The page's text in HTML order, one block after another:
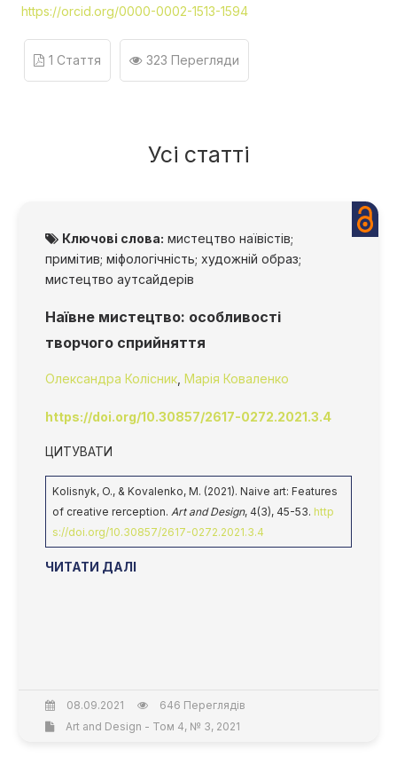
https://orcid.org/0000-0002-1513-1594
1 Стаття 323 Перегляди
Усі статті
Ключові слова: мистецтво наївістів;
примітив; міфологічність; художній образ;
мистецтво аутсайдерів
Наївне мистецтво: особливості
творчого сприйняття
Олександра Колісник Марія Коваленко
https://doi.org/10.30857/2617-0272.2021.3.4
ЦИТУВАТИ
Kolisnyk, O., & Kovalenko, M. (2021). Naive art: Features
of creative rerception. Art and Design, 4(3), 45-53. http
s://doi.org/10.30857/2617-0272.2021.3.4
ЧИТАТИ ДАЛІ
08.09.2021
646 Переглядів
Art and Design - Том 4, № 3, 2021